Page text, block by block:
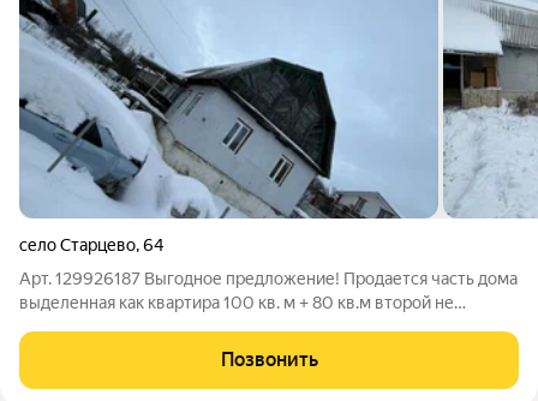
село Старцево,64
Арт. 129926187 Выгодное предложение! Продается часть дома
выделенная как квартира 100 кв. м + 80 кв.м второй не
в городской черте, в северном районе по ул. Благининой. Дом
бревенчатый. На
Позвонить